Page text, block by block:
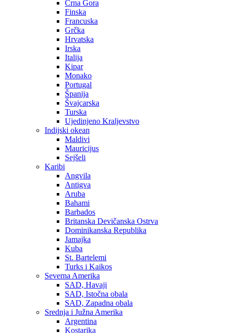
Crna Gora
Finska
Francuska
Grčka
Hrvatska
Irska
Italija
Kipar
Monako
Portugal
Španija
Švajcarska
Turska
Ujedinjeno Kraljevstvo
Indijski okean
Maldivi
Mauricijus
Sejšeli
Karibi
Angvila
Antigva
Aruba
Bahami
Barbados
Britanska Devičanska Ostrva
Dominikanska Republika
Jamajka
Kuba
St. Bartelemi
Turks i Kaikos
Severna Amerika
SAD, Havaji
SAD, Istočna obala
SAD, Zapadna obala
Srednja i Južna Amerika
Argentina
Kostarika